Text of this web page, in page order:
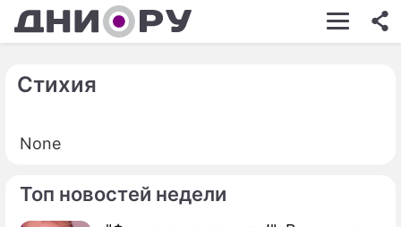
ШОУ-БИЗНЕС
ЭКОНОМИКА
Топ новостей недели
Стихия
None